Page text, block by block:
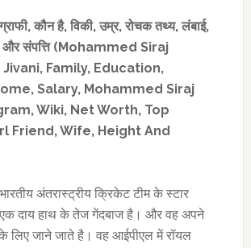
,कौन है,विकी, उम्र,रोचक तथ्य, लंबाई,
और संपत्ति (Mohammed Siraj
Family, Education,
Salary, Mohammed Siraj
Wiki, Net Worth, Top
Friend,Wife, Height And
अंतरास्ट्रीय क्रिकेट टीम के स्टार
दाय हाथ के तेज गेंदबाज है। और वह अपने
लिए जाने जाते है। वह आईपीएल में रॉयल